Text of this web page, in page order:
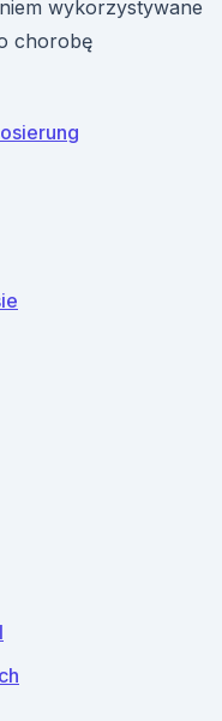
wykorzystywane
chorobę